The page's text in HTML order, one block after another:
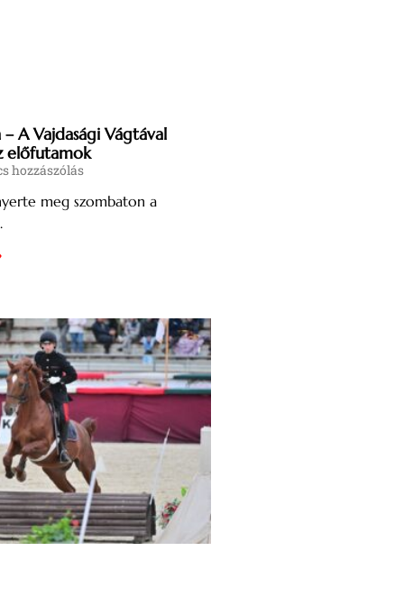
A Vajdasági Vágtával
előfutamok
hozzászólás
meg szombaton a